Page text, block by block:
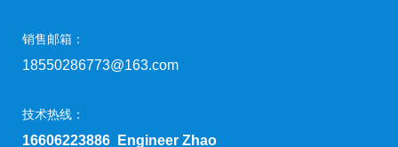
销售邮箱：
18550286773@163.com
技术热线：
16606223886 Engineer Zhao